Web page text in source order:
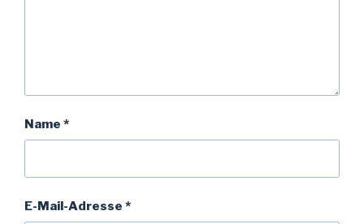
Name *
E-Mail-Adresse *